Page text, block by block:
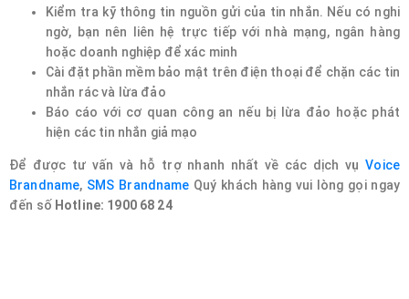
Kiểm tra kỹ thông tin nguồn gửi của tin nhắn. Nếu có nghi
ngờ, bạn nên liên hệ trực tiếp với nhà mạng, ngân hàng
hoặc doanh nghiệp để xác minh
Cài đặt phần mềm bảo mật trên điện thoại để chặn các tin
nhắn rác và lừa đảo
Báo cáo với cơ quan công an nếu bị lừa đảo hoặc phát
hiện các tin nhắn giả mạo
Để được tư vấn và hỗ trợ nhanh nhất về các dịch vụ Voice
Brandname, SMS Brandname Quý khách hàng vui lòng gọi ngay
đến số Hotline: 1900 68 24